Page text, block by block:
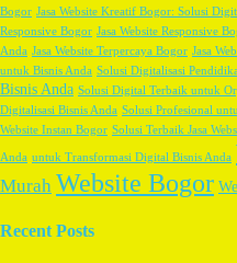
Bogor Jasa Website Kreatif Bogor: Solusi
Responsive Bogor Jasa Website Responsive
Anda Jasa Website Terpercaya Bogor Jasa
untuk Bisnis Anda Solusi Digitalisasi
Bisnis Anda Solusi Digital Terbaik untuk
Digitalisasi Bisnis Anda Solusi Profesional
Website Instan Bogor Solusi Terbaik Jasa
Anda untuk Transformasi Digital Bisnis Anda
Murah Website Bogor
Recent Posts